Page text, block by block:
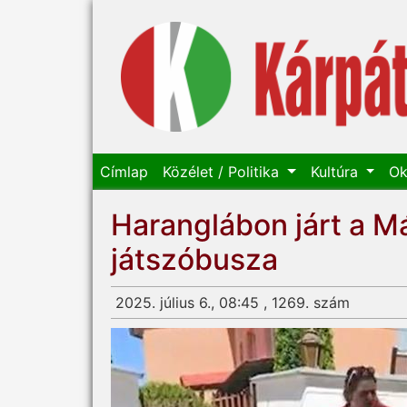
Címlap Közélet / Politika Kultúra
Haranglábon járt a
játszóbusza
2025. július 6., 08:45 , 1269. szám